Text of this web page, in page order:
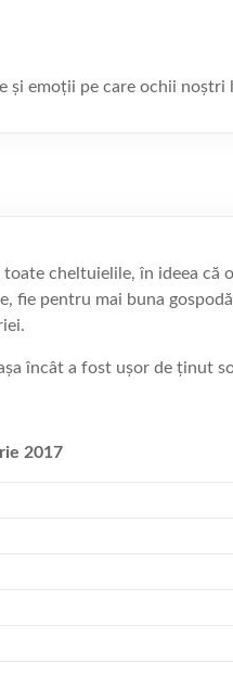
și emoții pe care ochii noștri
toate cheltuielile, în ideea că
fie pentru mai buna
încât a fost ușor de ținut
2017